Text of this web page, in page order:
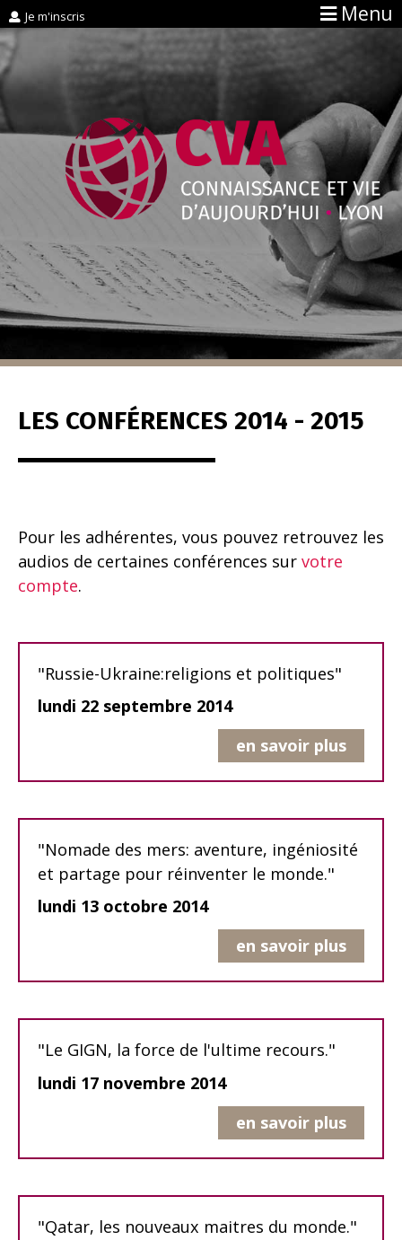
Je m'inscris Menu
LES CONFÉRENCES 2014 - 2015
Pour les adhérentes, vous pouvez retrouvez les
audios de certaines conférences sur votre
compte.
"Russie-Ukraine:religions et politiques"
lundi 22 septembre 2014
en savoir plus
"Nomade des mers: aventure, ingéniosité
et partage pour réinventer le monde."
lundi 13 octobre 2014
en savoir plus
"Le GIGN, la force de l'ultime recours."
lundi 17 novembre 2014
en savoir plus
"Qatar, les nouveaux maitres du monde."